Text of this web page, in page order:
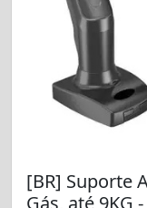
[BR] Suporte
Gás, até 9KG